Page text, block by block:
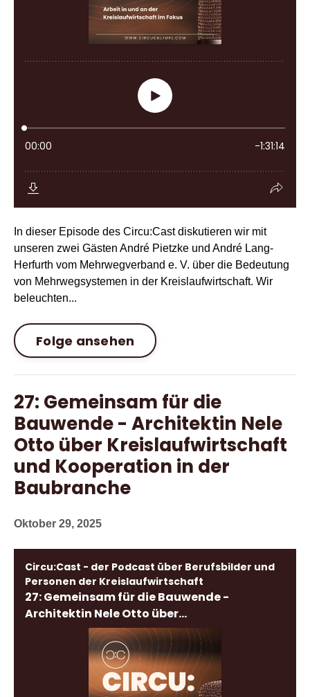
In dieser Episode des Circu:Cast diskutieren wir mit
unseren zwei Gästen André Pietzke und André Lang-
Herfurth vom Mehrwegverband e. V. über die Bedeutung
von Mehrwegsystemen in der Kreislaufwirtschaft. Wir
beleuchten...
Folge ansehen
27: Gemeinsam für die
Bauwende - Architektin Nele
Otto über Kreislaufwirtschaft
und Kooperation in der
Baubranche
Oktober 29, 2025